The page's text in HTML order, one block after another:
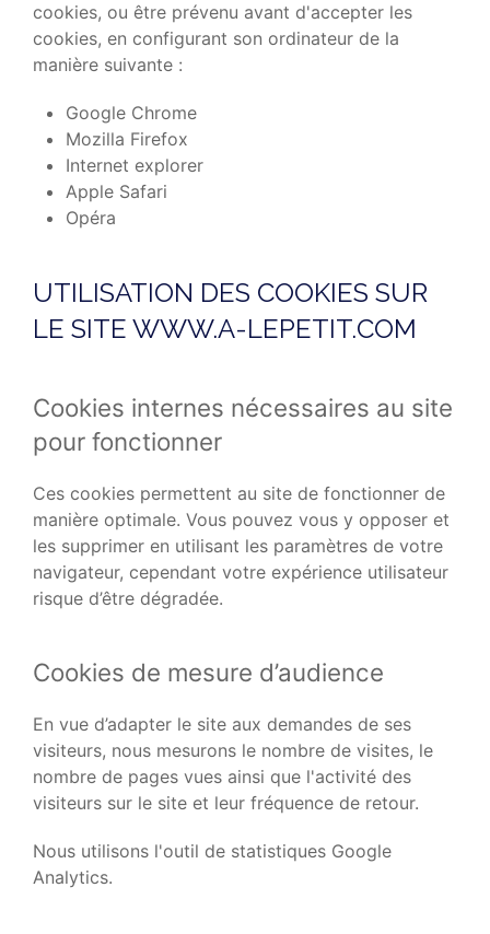
cookies, ou être prévenu avant d'accepter les
cookies, en configurant son ordinateur de la
manière suivante :
Google Chrome
Mozilla Firefox
Internet explorer
Apple Safari
Opéra
UTILISATION DES COOKIES SUR
LE SITE WWW.A-LEPETIT.COM
Cookies internes nécessaires au site
pour fonctionner
Ces cookies permettent au site de fonctionner de
manière optimale. Vous pouvez vous y opposer et
les supprimer en utilisant les paramètres de votre
navigateur, cependant votre expérience utilisateur
risque d’être dégradée.
Cookies de mesure d’audience
En vue d’adapter le site aux demandes de ses
visiteurs, nous mesurons le nombre de visites, le
nombre de pages vues ainsi que l'activité des
visiteurs sur le site et leur fréquence de retour.
Nous utilisons l'outil de statistiques Google
Analytics.